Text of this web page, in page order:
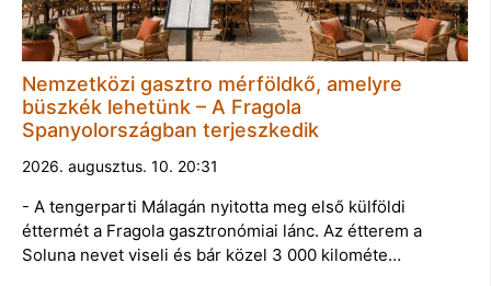
Nemzetközi gasztro mérföldkő, amelyre
büszkék lehetünk – A Fragola
Spanyolországban terjeszkedik
2026. augusztus. 10. 20:31
- A tengerparti Málagán nyitotta meg első külföldi
éttermét a Fragola gasztronómiai lánc. Az étterem a
Soluna nevet viseli és bár közel 3 000 kilométe…